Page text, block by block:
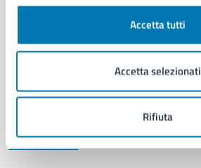
Accetta tutti
Accetta selezionati
Rifiuta
Autorizzazioni
Documenti e certificati
Giustizia e sicurezza pubblica
Imprese e commercio
Salute, benessere e assistenza
Vita lavorativa